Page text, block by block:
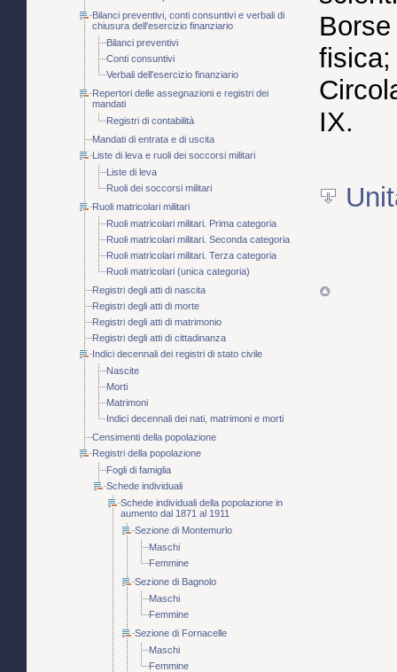
Bilanci preventivi, conti consuntivi e verbali di
chiusura dell'esercizio finanziario
Bilanci preventivi
Conti consuntivi
Verbali dell'esercizio finanziario
Repertori delle assegnazioni e registri dei
mandati
Registri di contabilità
Mandati di entrata e di uscita
Liste di leva e ruoli dei soccorsi militari
Liste di leva
Ruoli dei soccorsi militari
Ruoli matricolari militari
Ruoli matricolari militari. Prima categoria
Ruoli matricolari militari. Seconda categoria
Ruoli matricolari militari. Terza categoria
Ruoli matricolari (unica categoria)
Registri degli atti di nascita
Registri degli atti di morte
Registri degli atti di matrimonio
Registri degli atti di cittadinanza
Indici decennali dei registri di stato civile
Nascite
Morti
Matrimoni
Indici decennali dei nati, matrimoni e morti
Censimenti della popolazione
Registri della popolazione
Fogli di famiglia
Schede individuali
Schede individuali della popolazione in
aumento dal 1871 al 1911
Sezione di Montemurlo
Maschi
Femmine
Sezione di Bagnolo
Maschi
Femmine
Sezione di Fornacelle
Maschi
Femmine
fisica;
IX.